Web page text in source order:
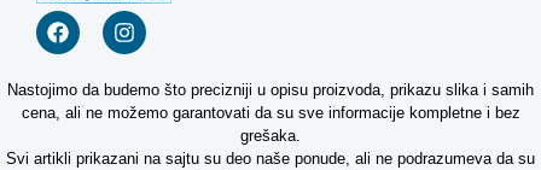
Nastojimo da budemo što precizniji u opisu proizvoda, prikazu slika i samih
cena, ali ne možemo garantovati da su sve informacije kompletne i bez
grešaka.
Svi artikli prikazani na sajtu su deo naše ponude, ali ne podrazumeva da su
Kako mogu da
pomognem?